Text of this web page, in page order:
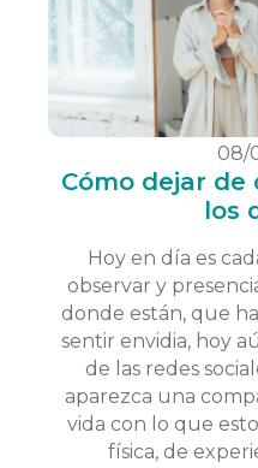
08/
Cómo dejar de
los
Hoy en día es
observar y
donde están, que
sentir envidia, hoy
de las redes
aparezca una
vida con lo que
física, de